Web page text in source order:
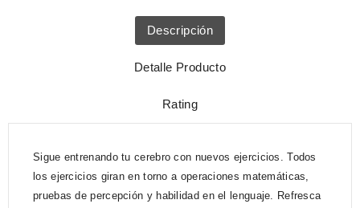
Descripción
Detalle Producto
Rating
Sigue entrenando tu cerebro con nuevos ejercicios. Todos
los ejercicios giran en torno a operaciones matemáticas,
pruebas de percepción y habilidad en el lenguaje. Refresca